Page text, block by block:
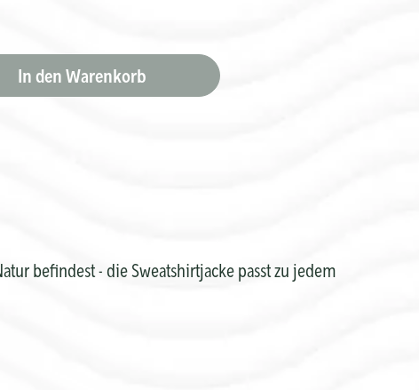
Bild
In den Warenkorb
befindest - die Sweatshirtjacke passt zu jedem